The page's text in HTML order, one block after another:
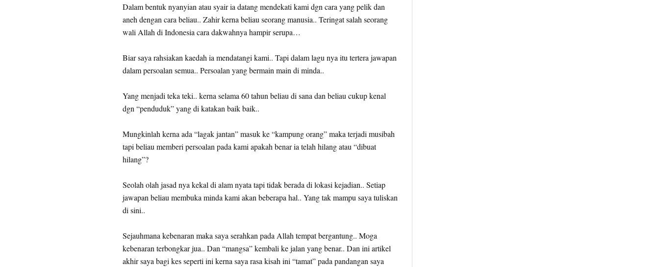
Dalam bentuk nyanyian atau syair ia datang mendekati kami dgn cara yang pelik dan
aneh dengan cara beliau.. Zahir kerna beliau seorang manusia.. Teringat salah seorang
wali Allah di Indonesia cara dakwahnya hampir serupa…
Biar saya rahsiakan kaedah ia mendatangi kami.. Tapi dalam lagu nya itu tertera jawapan
dalam persoalan semua.. Persoalan yang bermain main di minda..
Yang menjadi teka teki.. kerna selama 60 tahun beliau di sana dan beliau cukup kenal
dgn “penduduk” yang di katakan baik baik..
Mungkinlah kerna ada “lagak jantan” masuk ke “kampung orang” maka terjadi musibah
tapi beliau memberi persoalan pada kami apakah benar ia telah hilang atau “dibuat
hilang”?
Seolah olah jasad nya kekal di alam nyata tapi tidak berada di lokasi kejadian.. Setiap
jawapan beliau membuka minda kami akan beberapa hal.. Yang tak mampu saya tuliskan
di sini..
Sejauhmana kebenaran maka saya serahkan pada Allah tempat bergantung.. Moga
kebenaran terbongkar jua.. Dan “mangsa” kembali ke jalan yang benar.. Dan ini artikel
akhir saya bagi kes seperti ini kerna saya rasa kisah ini “tamat” pada pandangan saya